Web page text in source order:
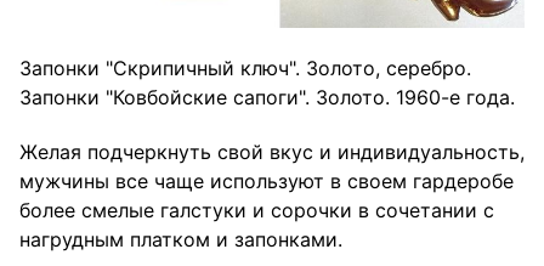
Запонки "Скрипичный ключ". Золото, серебро.
Запонки "Ковбойские сапоги". Золото. 1960-е года.
Желая подчеркнуть свой вкус и индивидуальность,
мужчины все чаще используют в своем гардеробе
более смелые галстуки и сорочки в сочетании с
нагрудным платком и запонками.